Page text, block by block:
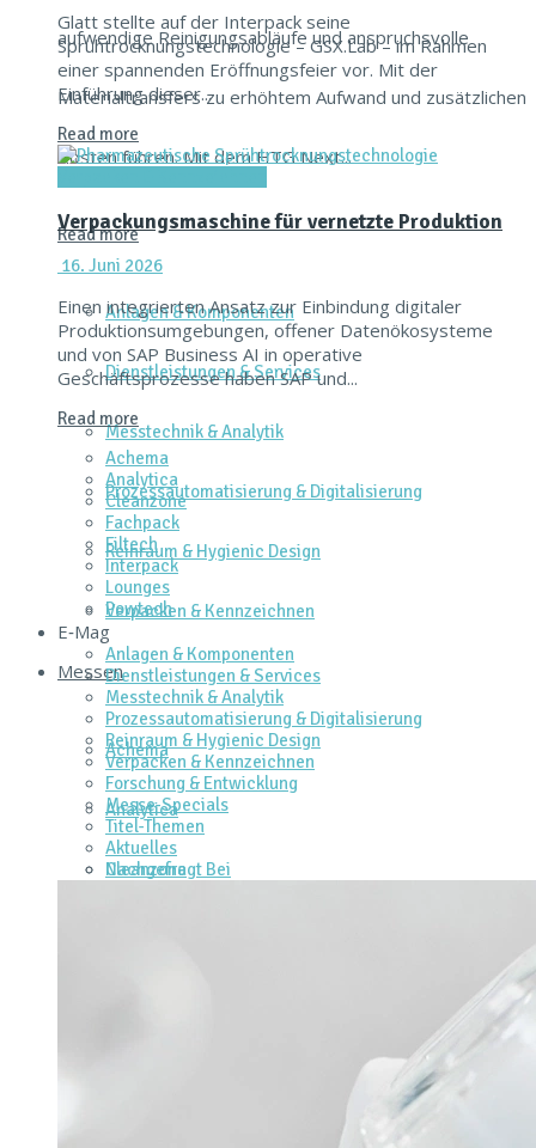
aufwendige Reinigungsabläufe und anspruchsvolle
Materialtransfers zu erhöhtem Aufwand und zusätzlichen
Kosten führen. Mit dem HTG Next...
Read more
Anlagen & Komponenten
Dienstleistungen & Services
Messtechnik & Analytik
Prozessautomatisierung & Digitalisierung
Reinraum & Hygienic Design
Verpacken & Kennzeichnen
Messen
Achema
Analytica
Cleanzone
Glatt stellte auf der Interpack seine
Sprühtrocknungstechnologie – GSX.Lab – im Rahmen
einer spannenden Eröffnungsfeier vor. Mit der
Einführung dieser...
Read more
Verpackungsmaschine für vernetzte Produktion
16. Juni 2026
Einen integrierten Ansatz zur Einbindung digitaler
Produktionsumgebungen, offener Datenökosysteme
und von SAP Business AI in operative
Geschäftsprozesse haben SAP und...
Read more
Achema
Analytica
Cleanzone
Fachpack
Filtech
Interpack
Lounges
Powtech
E‑Mag
Anlagen & Komponenten
Dienstleistungen & Services
Messtechnik & Analytik
Prozessautomatisierung & Digitalisierung
Reinraum & Hygienic Design
Verpacken & Kennzeichnen
Forschung & Entwicklung
Messe-Specials
Titel-Themen
Aktuelles
Nachgefragt Bei